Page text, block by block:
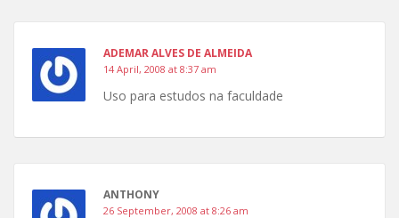
ADEMAR ALVES DE ALMEIDA
14 April, 2008 at 8:37 am
Uso para estudos na faculdade
ANTHONY
26 September, 2008 at 8:26 am